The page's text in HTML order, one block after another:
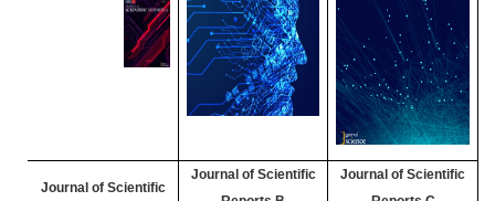
Journal of Scientific
Journal of Scientific
Journal of Scientific